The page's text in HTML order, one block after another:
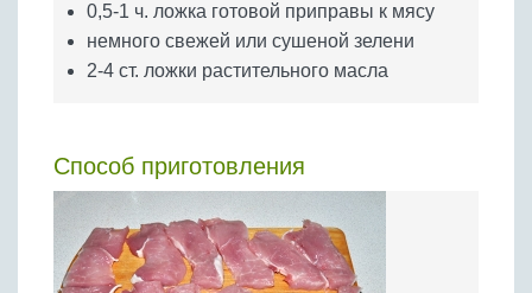
0,5-1 ч. ложка готовой приправы к мясу
немного свежей или сушеной зелени
2-4 ст. ложки растительного масла
Способ приготовления